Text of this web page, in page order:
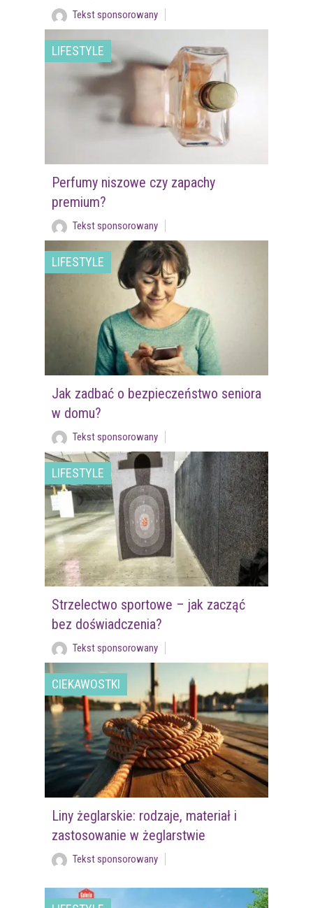
Tekst sponsorowany
LIFESTYLE
Perfumy niszowe czy zapachy
premium?
Tekst sponsorowany
LIFESTYLE
Jak zadbać o bezpieczeństwo seniora
w domu?
Tekst sponsorowany
LIFESTYLE
Strzelectwo sportowe – jak zacząć
bez doświadczenia?
Tekst sponsorowany
CIEKAWOSTKI
Liny żeglarskie: rodzaje, materiał i
zastosowanie w żeglarstwie
Tekst sponsorowany